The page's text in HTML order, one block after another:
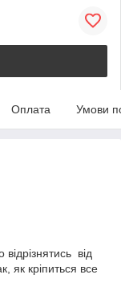
Оплата Умови
від
як кріпиться все